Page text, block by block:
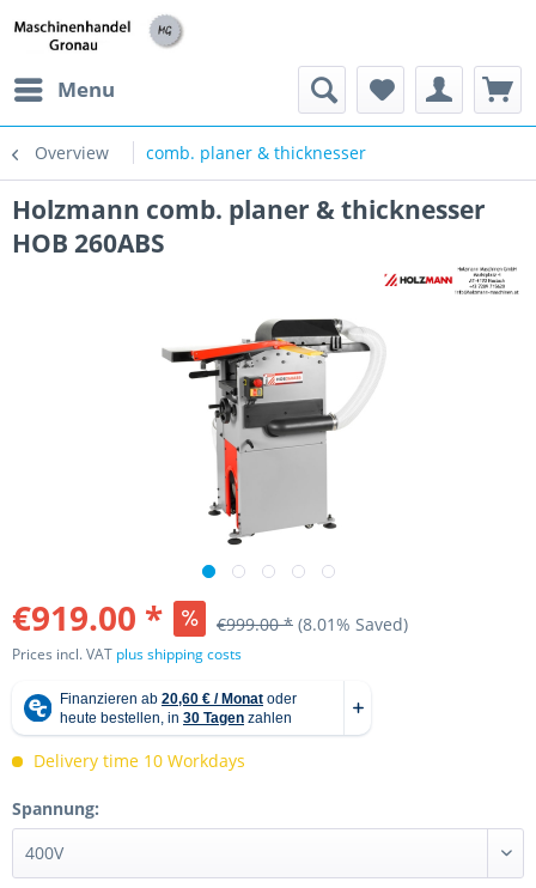
Menu
Overview comb. planer & thicknesser
Holzmann comb. planer & thicknesser
HOB 260ABS
€919.00 * €999.00 * (8.01% Saved)
Prices incl. VAT plus shipping costs
Delivery time 10 Workdays
Spannung: